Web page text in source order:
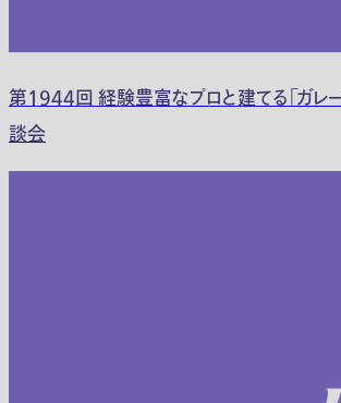
第1944回 経験豊富なプロと建てる「ガレ
談会